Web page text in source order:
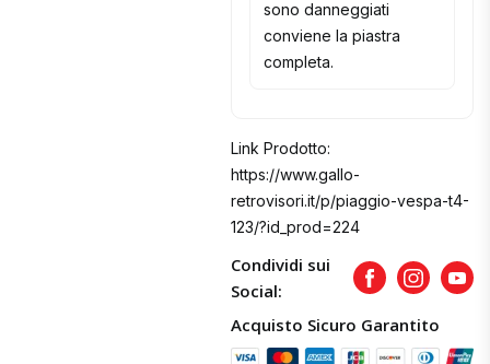
sono danneggiati
conviene la piastra
completa.
Link Prodotto:
https://www.gallo-
retrovisori.it/p/piaggio-vespa-t4-
123/?id_prod=224
Condividi sui
Social:
FacebookInstagram
Acquisto Sicuro Garantito